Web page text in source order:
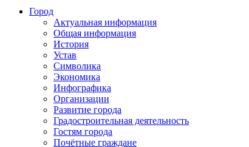
Город
Актуальная информация
Общая информация
История
Устав
Символика
Экономика
Инфографика
Организации
Развитие города
Градостроительная деятельность
Гостям города
Почётные граждане